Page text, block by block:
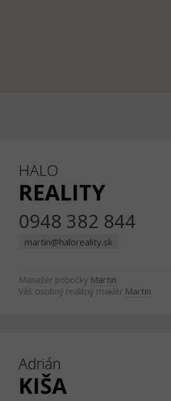
HALO
REALITY
0948 382 844
martin@haloreality.sk
Manažér pobočky Martin
Váš osobný realitný maklér Martin
Adrián
KIŠA